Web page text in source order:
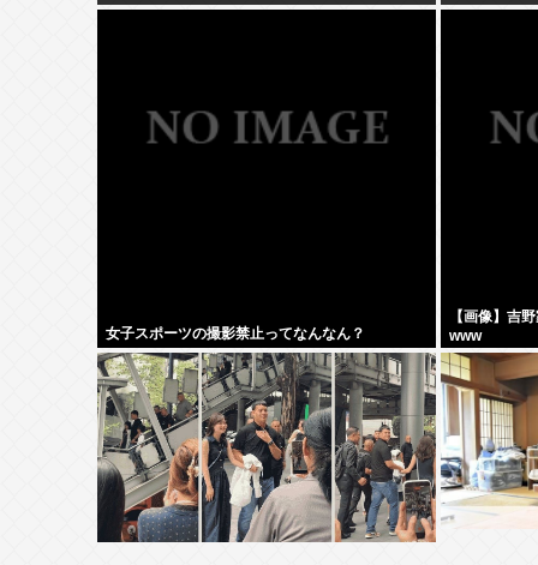
女子スポーツの撮影禁止ってなんなん？
【画像】吉
www